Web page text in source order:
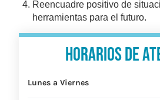
Reencuadre positivo de
herramientas para el futuro.
Horarios de
Lunes a Viernes